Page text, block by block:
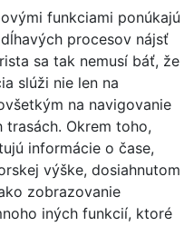
funkciami ponúkajú
procesov nájsť
sa tak nemusí báť, že
slúži nie len na
na navigovanie
Okrem toho,
informácie o čase,
výške, dosiahnutom
zobrazovanie
iných funkcií, ktoré